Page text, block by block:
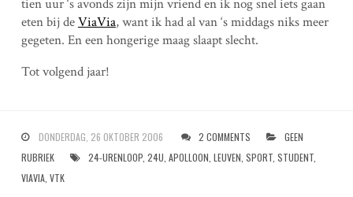
tien uur ‘s avonds zijn mijn vriend en ik nog snel iets gaan
eten bij deViaVia, want ik had al van ‘s middags niks meer
gegeten. En een hongerige maag slaapt slecht.
Tot volgend jaar!
DONDERDAG, 26 OKTOBER 2006 2 COMMENTS
GEEN
RUBRIEK
24-URENLOOP, 24U APOLLOON LEUVEN SPORT, STUDENT,
VIAVIA, VTK